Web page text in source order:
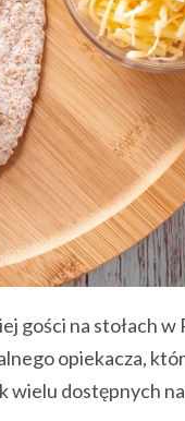
gości na stołach w
opiekacza,
wielu dostępnych